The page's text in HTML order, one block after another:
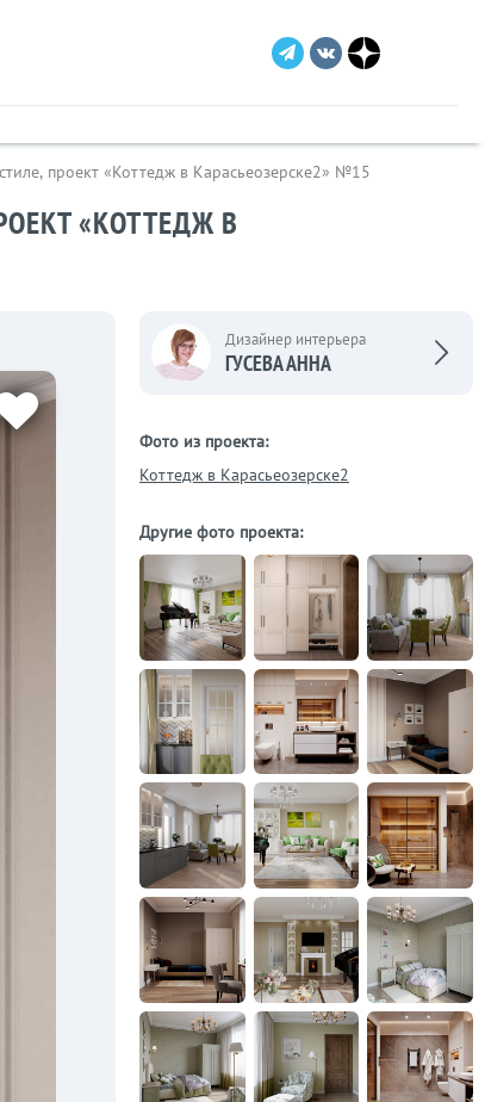
проект «Коттедж в Карасьеозерске2» №15
«КОТТЕДЖ В
Дизайнер интерьера
ГУСЕВА АННА
Фото из проекта:
Коттедж в Карасьеозерске2
Другие фото проекта: